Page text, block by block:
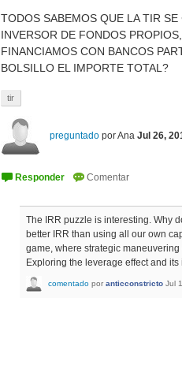
TODOS SABEMOS QUE LA TIR SE
INVERSOR DE FONDOS
FINANCIAMOS CON BANCOS
BOLSILLO EL IMPORTE TOTAL?
tir
preguntado porAna Jul 26,
The IRR puzzle is interesting. Why
better IRR than using all our own
game, where strategic
Exploring the leverage effect and
comentado por anticconstricto Jul